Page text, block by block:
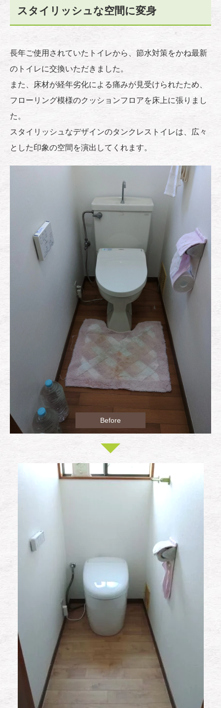
スタイリッシュな空間に変身
長年ご使用されていたトイレから、節水対策をかね最新
のトイレに交換いただきました。
また、床材が経年劣化による痛みが見受けられたため、
フローリング模様のクッションフロアを床上に張りまし
た。
スタイリッシュなデザインのタンクレストイレは、広々
とした印象の空間を演出してくれます。
Before